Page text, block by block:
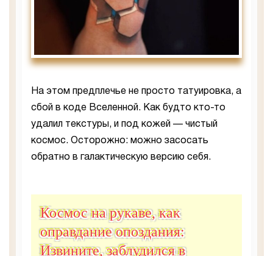
На этом предплечье не просто татуировка, а
сбой в коде Вселенной. Как будто кто-то
удалил текстуры, и под кожей — чистый
космос. Осторожно: можно засосать
обратно в галактическую версию себя.
Космос на рукаве, как
оправдание опоздания:
Извините, заблудился в